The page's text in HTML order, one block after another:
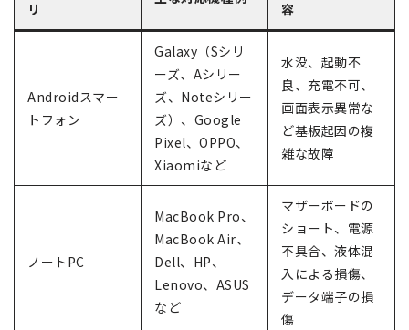
リ
容
Androidスマー
トフォン
Galaxy（Sシリ
ーズ、Aシリー
ズ、Noteシリー
ズ）、Google
Pixel、OPPO、
Xiaomiなど
水没、起動不
良、充電不可、
画面表示異常な
ど基板起因の複
雑な故障
ノートPC
MacBook Pro、
MacBook Air、
Dell、HP、
Lenovo、ASUS
など
マザーボードの
ショート、電源
不具合、液体混
入による損傷、
データ端子の損
傷